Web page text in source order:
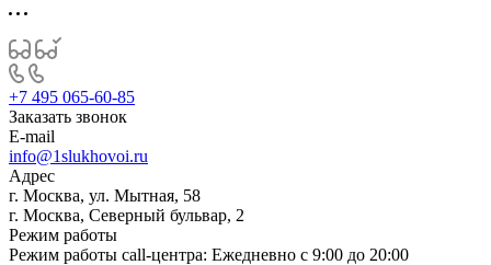
+7 495 065-60-85
Заказать звонок
E-mail
info@1slukhovoi.ru
Адрес
г. Москва, ул. Мытная, 58
г. Москва, Северный бульвар, 2
Режим работы
Режим работы call-центра: Ежедневно с 9:00 до 20:00